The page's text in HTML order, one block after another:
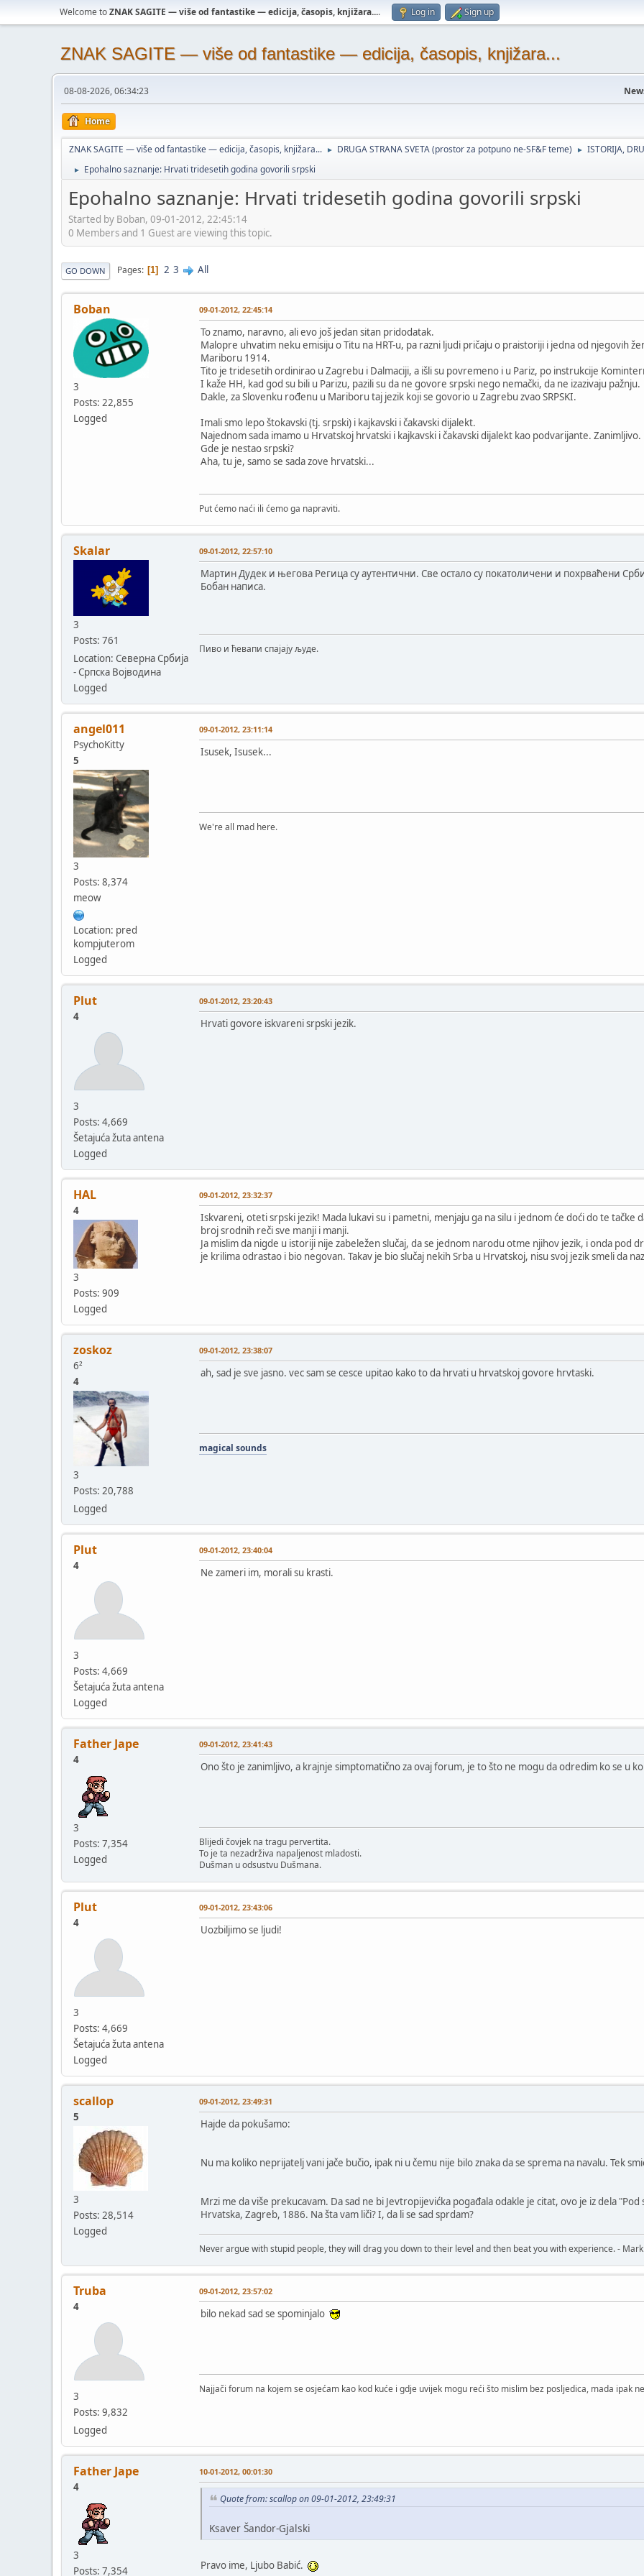
Welcome toZNAK SAGITE — više od fantastike — edicija, časopis, knjižara.... Log in Sign up
ZNAK SAGITE — više od fantastike — edicija, časopis, knjižara...
08-08-2026, 06:34:23
Home
ZNAK SAGITE — više od fantastike — edicija, časopis, knjižara... ► DRUGA STRANA SVETA (prostor za potpuno ne-SF&F teme) ► ISTORIJA,
► Epohalno saznanje: Hrvati tridesetih godina govorili srpski
Epohalno saznanje: Hrvati tridesetih godina govorili srpski
Started by Boban, 09-01-2012, 22:45:14
0 Members and 1 Guest are viewing this topic.
GO DOWN Pages 1 2 3 All
Boban
3
Posts: 22,855
Logged
09-01-2012, 22:45:14
To znamo, naravno, ali evo još jedan sitan pridodatak.
Malopre uhvatim neku emisiju o Titu na HRT-u, pa razni ljudi pričaju o praistoriji i jedna od njegovih
Mariboru 1914.
Tito je tridesetih ordinirao u Zagrebu i Dalmaciji, a išli su povremeno i u Pariz, po instrukcije
I kaže HH, kad god su bili u Parizu, pazili su da ne govore srpski nego nemački, da ne izazivaju pažnju.
Dakle, za Slovenku rođenu u Mariboru taj jezik koji se govorio u Zagrebu zvao SRPSKI.
Imali smo lepo štokavski (tj. srpski) i kajkavski i čakavski dijalekt.
Najednom sada imamo u Hrvatskoj hrvatski i kajkavski i čakavski dijalekt kao podvarijante. Zanimljivo.
Gde je nestao srpski?
Aha, tu je, samo se sada zove hrvatski...
Put ćemo naći ili ćemo ga napraviti.
Skalar
3
Posts: 761
Location: Северна Србија
- Српска Војводина
Logged
09-01-2012, 22:57:10
Мартин Дудек и његова Регица су аутентични. Све остало су покатоличени и похрваћени
Бобан написа.
Пиво и ћевапи спајају људе.
angel011
PsychoKitty
5
3
Posts: 8,374
meow
Location: pred
kompjuterom
Logged
09-01-2012, 23:11:14
Isusek, Isusek...
We're all mad here.
Plut
4
3
Posts: 4,669
Šetajuća žuta antena
Logged
09-01-2012, 23:20:43
Hrvati govore iskvareni srpski jezik.
HAL
4
3
Posts: 909
Logged
09-01-2012, 23:32:37
Iskvareni, oteti srpski jezik! Mada lukavi su i pametni, menjaju ga na silu i jednom će doći do te tačke
broj srodnih reči sve manji i manji.
Ja mislim da nigde u istoriji nije zabeležen slučaj, da se jednom narodu otme njihov jezik, i onda pod
je krilima odrastao i bio negovan. Takav je bio slučaj nekih Srba u Hrvatskoj, nisu svoj jezik smeli da
zoskoz
6²
4
3
Posts: 20,788
Logged
09-01-2012, 23:38:07
ah, sad je sve jasno. vec sam se cesce upitao kako to da hrvati u hrvatskoj govore hrvtaski.
magical sounds
Plut
4
3
Posts: 4,669
Šetajuća žuta antena
Logged
09-01-2012, 23:40:04
Ne zameri im, morali su krasti.
Father Jape
4
3
Posts: 7,354
Logged
09-01-2012, 23:41:43
Ono što je zanimljivo, a krajnje simptomatično za ovaj forum, je to što ne mogu da odredim ko se u
Blijedi čovjek na tragu pervertita.
To je ta nezadrživa napaljenost mladosti.
Dušman u odsustvu Dušmana.
Plut
4
3
Posts: 4,669
Šetajuća žuta antena
Logged
09-01-2012, 23:43:06
Uozbiljimo se ljudi!
scallop
5
3
Posts: 28,514
Logged
09-01-2012, 23:49:31
Hajde da pokušamo:
Nu ma koliko neprijatelj vani jače bučio, ipak ni u čemu nije bilo znaka da se sprema na navalu. Tek
Mrzi me da više prekucavam. Da sad ne bi Jevtropijevićka pogađala odakle je citat, ovo je iz dela
Hrvatska, Zagreb, 1886. Na šta vam liči? I, da li se sad sprdam?
Never argue with stupid people, they will drag you down to their level and then beat you with experience. -
Truba
4
3
Posts: 9,832
Logged
09-01-2012, 23:57:02
bilo nekad sad se spominjalo
Najjači forum na kojem se osjećam kao kod kuće i gdje uvijek mogu reći što mislim bez posljedica, mada ipak
Father Jape
4
3
Posts: 7,354
10-01-2012, 00:01:30
Quote from: scallop on 09-01-2012, 23:49:31
Ksaver Šandor-Gjalski
Pravo ime, Ljubo Babić.